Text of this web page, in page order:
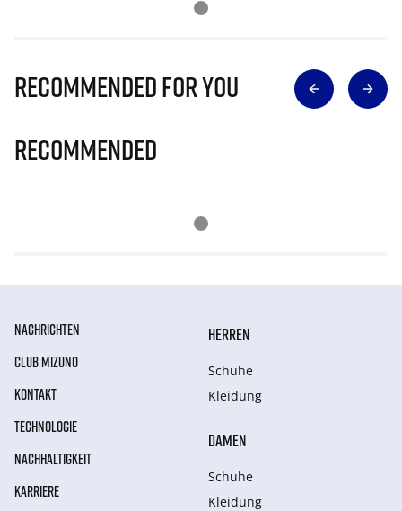
Recommended for you
Recommended
NACHRICHTEN
CLUB MIZUNO
KONTAKT
TECHNOLOGIE
NACHHALTIGKEIT
KARRIERE
HERREN
Schuhe
Kleidung
DAMEN
Schuhe
Kleidung